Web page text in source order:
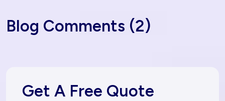
Blog Comments (2)
Get A Free Quote